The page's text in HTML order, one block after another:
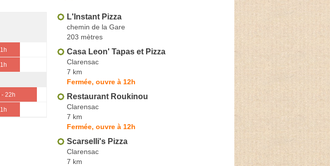
- 22h
L'Instant Pizza
chemin de la Gare
203 mètres
Casa Leon' Tapas et Pizza
Clarensac
7 km
Fermée, ouvre à 12h
Restaurant Roukinou
Clarensac
7 km
Fermée, ouvre à 12h
Scarselli's Pizza
Clarensac
7 km